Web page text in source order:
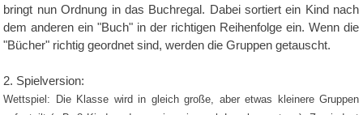
bringt nun Ordnung in das Buchregal. Dabei sortiert ein Kind nach
dem anderen ein "Buch" in der richtigen Reihenfolge ein. Wenn die
"Bücher" richtig geordnet sind, werden die Gruppen getauscht.
2. Spielversion:
Wettspiel: Die Klasse wird in gleich große, aber etwas kleinere Gruppen